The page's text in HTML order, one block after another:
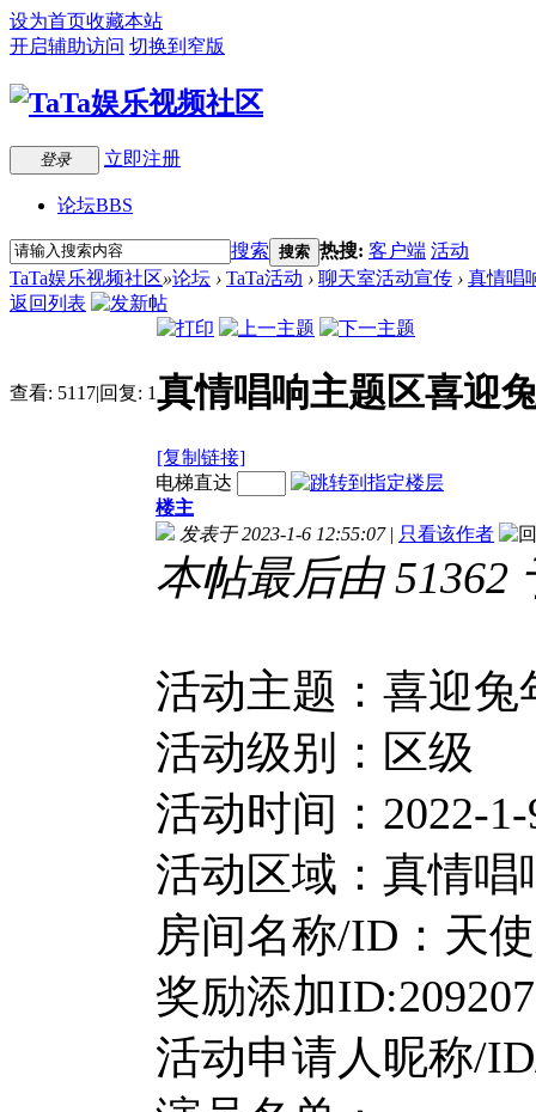
设为首页收藏本站
开启辅助访问 切换到窄版
登录 立即注册
论坛BBS
搜索 搜索 热搜: 客户端 活动
TaTa娱乐视频社区»论坛 › TaTa活动 › 聊天室活动宣传 › 真情唱
返回列表
查看: 5117|回复: 1真情唱响主题区喜迎
[复制链接]
电梯直达
楼主
发表于 2023-1-6 12:55:07 | 只看该作者
本帖最后由 51362
活动主题：喜迎
活动级别：区级
活动时间：2022-1-
活动区域：真情唱
房间名称/ID：天
奖励添加
活动申请人昵称/